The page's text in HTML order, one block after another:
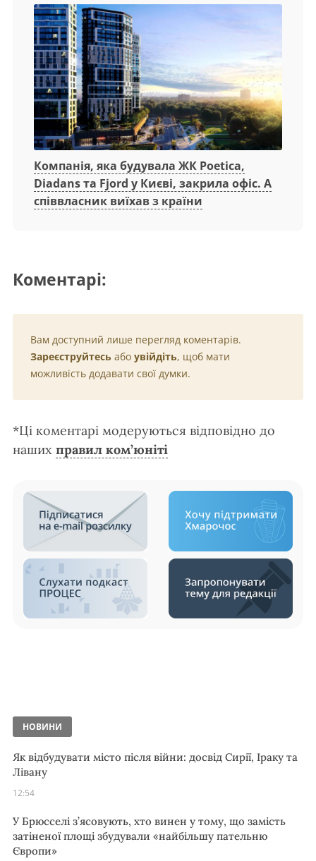
Компанія, яка будувала ЖК Poetica,
Diadans та Fjord у Києві, закрила офіс. А
співвласник виїхав з країни
Коментарі:
Вам доступний лише перегляд коментарів.
Зареєструйтесь або увійдіть, щоб мати
можливість додавати свої думки.
*Ці коментарі модеруються відповідно до
наших правил ком’юніті
НОВИНИ
Як відбудувати місто після війни: досвід Сирії, Іраку та
Лівану
12:54
У Брюсселі з’ясовують, хто винен у тому, що замість
затіненої площі збудували «найбільшу пательню
Європи»